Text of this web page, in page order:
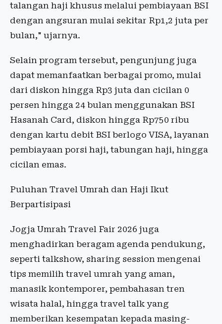
talangan haji khusus melalui pembiayaan BSI
dengan angsuran mulai sekitar Rp1,2 juta per
bulan," ujarnya.
Selain program tersebut, pengunjung juga
dapat memanfaatkan berbagai promo, mulai
dari diskon hingga Rp3 juta dan cicilan 0
persen hingga 24 bulan menggunakan BSI
Hasanah Card, diskon hingga Rp750 ribu
dengan kartu debit BSI berlogo VISA, layanan
pembiayaan porsi haji, tabungan haji, hingga
cicilan emas.
Puluhan Travel Umrah dan Haji Ikut
Berpartisipasi
Jogja Umrah Travel Fair 2026 juga
menghadirkan beragam agenda pendukung,
seperti talkshow, sharing session mengenai
tips memilih travel umrah yang aman,
manasik kontemporer, pembahasan tren
wisata halal, hingga travel talk yang
memberikan kesempatan kepada masing-